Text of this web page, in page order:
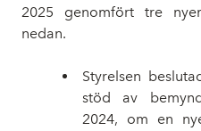
2025 genomfört tre
nedan.
Styrelsen
stöd av
2024, om en